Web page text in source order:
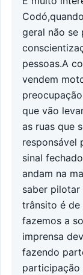
geral não se
pessoas.A
vendem
que vão
as ruas que
responsável
sinal
andam na
saber
trânsito é de
fazemos a
imprensa
fazendo
participação